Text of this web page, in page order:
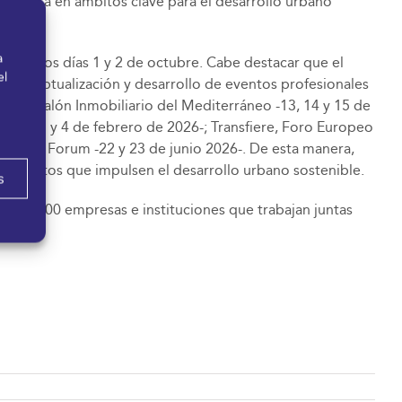
los días 1 y 2 de octubre. Cabe destacar que el
y desarrollo de eventos profesionales
Salón Inmobiliario del Mediterráneo -13, 14 y 15 de
-2, 3 y 4 de febrero de 2026-; Transfiere, Foro Europeo
Forum -22 y 23 de junio 2026-. De esta manera,
que impulsen el desarrollo urbano sostenible.
de 200 empresas e instituciones que trabajan juntas